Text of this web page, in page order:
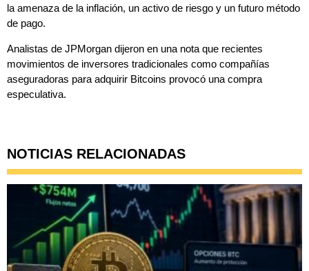
la amenaza de la inflación, un activo de riesgo y un futuro método
de pago.
Analistas de JPMorgan dijeron en una nota que recientes
movimientos de inversores tradicionales como compañías
aseguradoras para adquirir Bitcoins provocó una compra
especulativa.
NOTICIAS RELACIONADAS